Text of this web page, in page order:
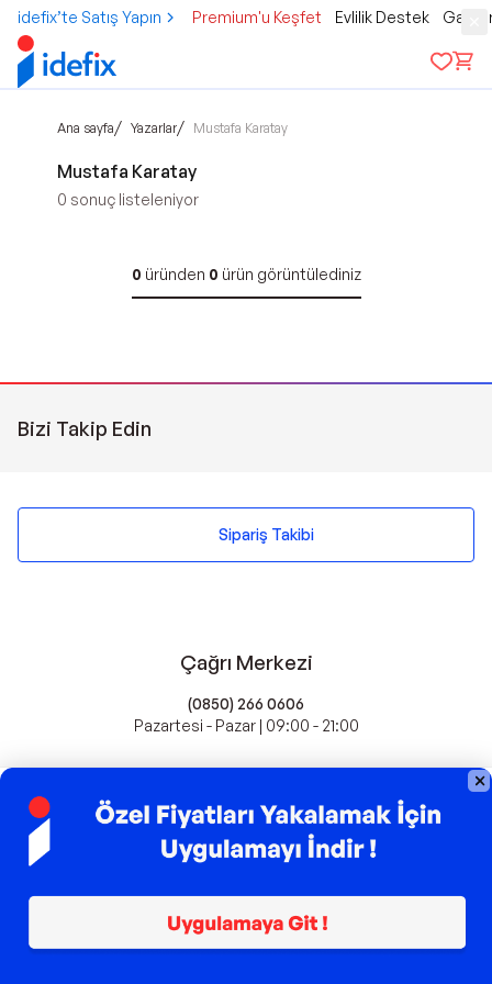
idefix’te Satış Yapın Premium'u Keşfet Evlilik Destek
Ana sayfa/ Yazarlar/ Mustafa Karatay
Mustafa Karatay
0 sonuç listeleniyor
0 üründen 0 ürün görüntülediniz
Bizi Takip Edin
Popüler Markalar
Farmasi
Xiaomi
Lavazza
Fashcolle
Pro Plan
Sipariş Takibi
Çağrı Merkezi
(0850) 266 0606
Pazartesi - Pazar | 09:00 - 21:00